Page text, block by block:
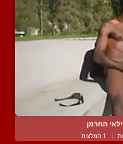
החרמן
| 1 המלצות